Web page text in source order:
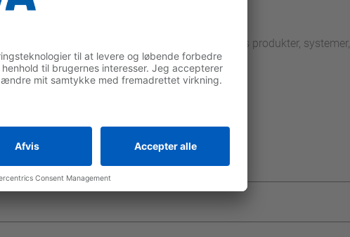
En komplet kundeservice der dækker vores produkter, systemer,
produktionsanlæg.